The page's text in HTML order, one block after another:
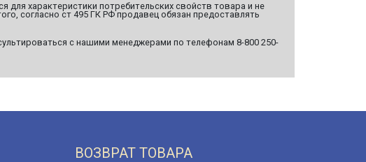
для характеристики потребительских свойств товара и не
согласно ст 495 ГК РФ продавец обязан предоставлять
с нашими менеджерами по телефонам 8-800 250-
ВОЗВРАТ ТОВАРА